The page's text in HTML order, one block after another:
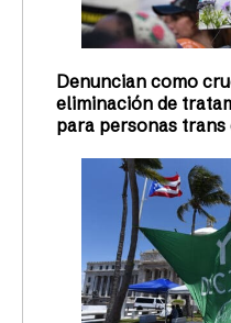
Denuncian como
eliminación de
para personas